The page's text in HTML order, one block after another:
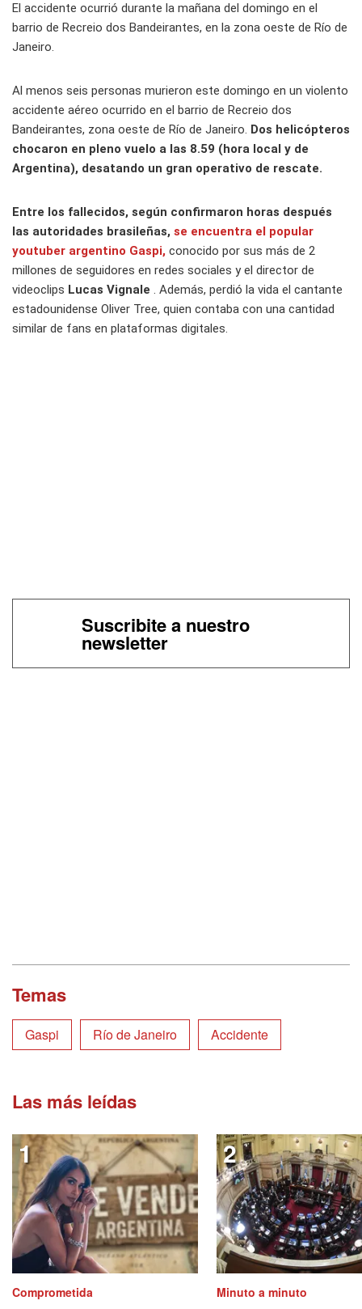
El accidente ocurrió durante la mañana del domingo en el
barrio de Recreio dos Bandeirantes, en la zona oeste de Río de
Janeiro.
Al menos seis personas murieron este domingo en un violento
accidente aéreo ocurrido en el barrio de Recreio dos
Bandeirantes, zona oeste de Río de Janeiro. Dos helicópteros
chocaron en pleno vuelo a las 8.59 (hora local y de
Argentina), desatando un gran operativo de rescate.
Entre los fallecidos, según confirmaron horas después
las autoridades brasileñas, se encuentra el popular
youtuber argentino Gaspi, conocido por sus más de 2
millones de seguidores en redes sociales y el director de
videoclips Lucas Vignale . Además, perdió la vida el cantante
estadounidense Oliver Tree, quien contaba con una cantidad
similar de fans en plataformas digitales.
Suscribite a nuestro
newsletter
Temas
Gaspi Río de Janeiro Accidente
Las más leídas
Comprometida Minuto a minuto